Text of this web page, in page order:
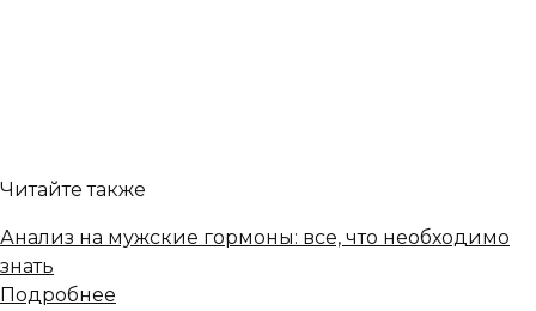
Читайте также
Анализ на мужские гормоны: все, что необходимо
знать
Подробнее